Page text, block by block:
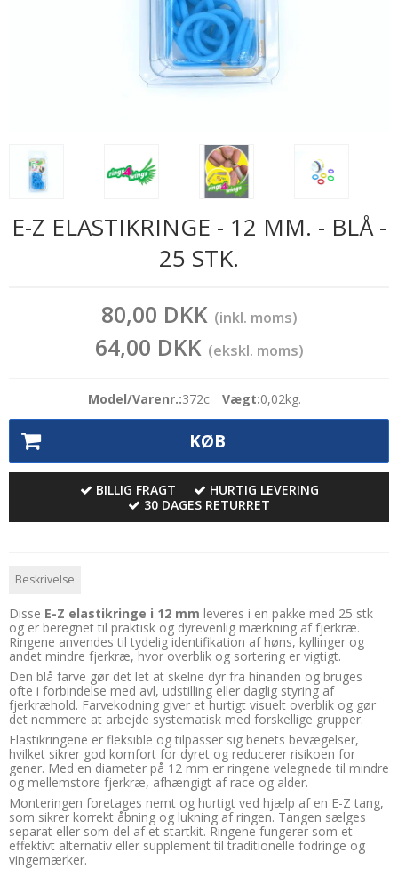
E-Z ELASTIKRINGE - 12 MM. - BLÅ -
25 STK.
80,00 DKK (inkl. moms)
64,00 DKK (ekskl. moms)
Model/Varenr.:372c Vægt:0,02kg.
KØB
BILLIG FRAGT
HURTIG LEVERING
30 DAGES RETURRET
Beskrivelse
Disse E-Z elastikringe i 12 mm leveres i en pakke med 25 stk
og er beregnet til praktisk og dyrevenlig mærkning af fjerkræ.
Ringene anvendes til tydelig identifikation af høns, kyllinger og
andet mindre fjerkræ, hvor overblik og sortering er vigtigt.
Den blå farve gør det let at skelne dyr fra hinanden og bruges
ofte i forbindelse med avl, udstilling eller daglig styring af
fjerkræhold. Farvekodning giver et hurtigt visuelt overblik og gør
det nemmere at arbejde systematisk med forskellige grupper.
Elastikringene er fleksible og tilpasser sig benets bevægelser,
hvilket sikrer god komfort for dyret og reducerer risikoen for
gener. Med en diameter på 12 mm er ringene velegnede til mindre
og mellemstore fjerkræ, afhængigt af race og alder.
Monteringen foretages nemt og hurtigt ved hjælp af en E-Z tang,
som sikrer korrekt åbning og lukning af ringen. Tangen sælges
separat eller som del af et startkit. Ringene fungerer som et
effektivt alternativ eller supplement til traditionelle fodringe og
vingemærker.